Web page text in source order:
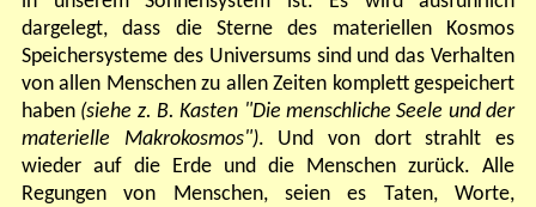
dargelegt, dass die Sterne des materiellen Kosmos
Speichersysteme des Universums sind und das Verhalten
von allen Menschen zu allen Zeiten komplett gespeichert
haben (siehe z. B. Kasten "Die menschliche Seele und der
materielle Makrokosmos"). Und von dort strahlt es
wieder auf die Erde und die Menschen zurück. Alle
Regungen von Menschen, seien es Taten, Worte,